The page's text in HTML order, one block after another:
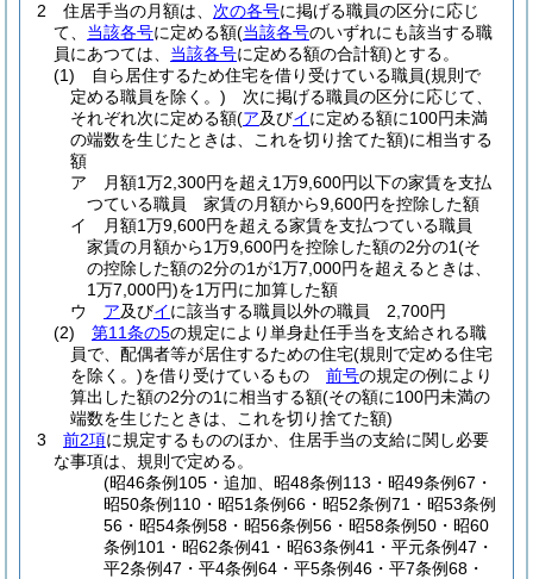
2
住居手当の月額は、 次の各号に掲げる職員の区分に応じ
て、 当該各号に定める額(当該各号のいずれにも該当する職
員にあつては、 当該各号に定める額の合計額)とする。
(1)
自ら居住するため住宅を借り受けている職員(規則で
定める職員を除く。) 次に掲げる職員の区分に応じて、
それぞれ次に定める額(ア及びイに定める額に100円未満
の端数を生じたときは、これを切り捨てた額)に相当する
額
ア
月額1万2,300円を超え1万9,600円以下の家賃を支払
つている職員 家賃の月額から9,600円を控除した額
イ
月額1万9,600円を超える家賃を支払つている職員
家賃の月額から1万9,600円を控除した額の2分の1(そ
の控除した額の2分の1が1万7,000円を超えるときは、
1万7,000円)を1万円に加算した額
ウ
ア及びイに該当する職員以外の職員 2,700円
(2)
第11条の5の規定により単身赴任手当を支給される職
員で、配偶者等が居住するための住宅(規則で定める住宅
を除く。)を借り受けているもの 前号の規定の例により
算出した額の2分の1に相当する額(その額に100円未満の
端数を生じたときは、これを切り捨てた額)
3
前2項に規定するもののほか、住居手当の支給に関し必要
な事項は、規則で定める。
(昭46条例105・追加、昭48条例113・昭49条例67・
昭50条例110・昭51条例66・昭52条例71・昭53条例
56・昭54条例58・昭56条例56・昭58条例50・昭60
条例101・昭62条例41・昭63条例41・平元条例47・
平2条例47・平4条例64・平5条例46・平7条例68・